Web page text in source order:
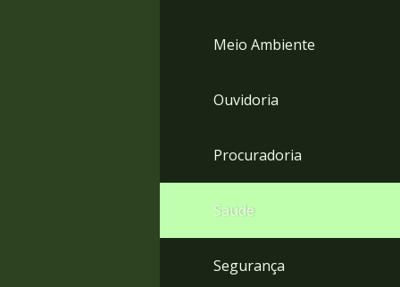
Meio Ambiente
Ouvidoria
Procuradoria
Saúde
Segurança